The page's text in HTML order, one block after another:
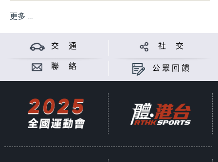
更多 ...
交 通 社 交
聯 絡 公眾回饋